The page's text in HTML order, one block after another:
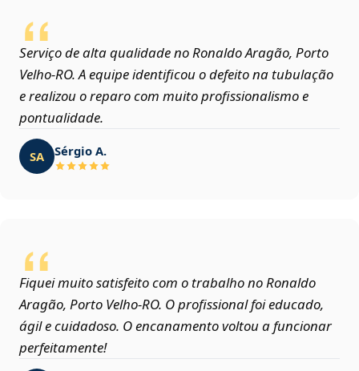
Serviço de alta qualidade no Ronaldo Aragão, Porto
Velho‑RO. A equipe identificou o defeito na tubulação
e realizou o reparo com muito profissionalismo e
pontualidade.
SA Sérgio A.
Fiquei muito satisfeito com o trabalho no Ronaldo
Aragão, Porto Velho‑RO. O profissional foi educado,
ágil e cuidadoso. O encanamento voltou a funcionar
perfeitamente!